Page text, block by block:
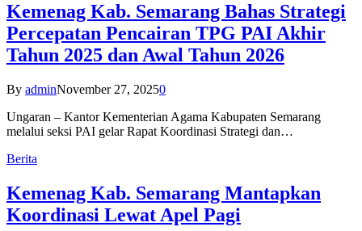
Kemenag Kab. Semarang Bahas Strategi
Percepatan Pencairan TPG PAI Akhir
Tahun 2025 dan Awal Tahun 2026
By adminNovember 27, 20250
Ungaran – Kantor Kementerian Agama Kabupaten Semarang
melalui seksi PAI gelar Rapat Koordinasi Strategi dan…
Berita
Kemenag Kab. Semarang Mantapkan
Koordinasi Lewat Apel Pagi